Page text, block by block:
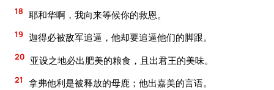
18 耶和华啊，我向来等候你的救恩。
19 迦得必被敌军追逼，他却要追逼他们的脚跟。
20 亚设之地必出肥美的粮食，且出君王的美味。
21 拿弗他利是被释放的母鹿；他出嘉美的言语。